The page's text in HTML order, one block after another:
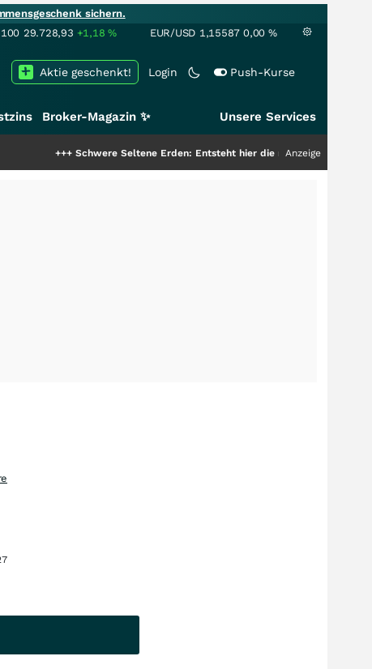
sichern.
100 29.728,93 +1,18% EUR/USD 1,15587 0,00 %
Login Push-Kurse
Aktie geschenkt!
Broker-Magazin ✨ Unsere Services
Schwere Seltene Erden: Entsteht hier die nächste Milliardenstory?
Anzeige